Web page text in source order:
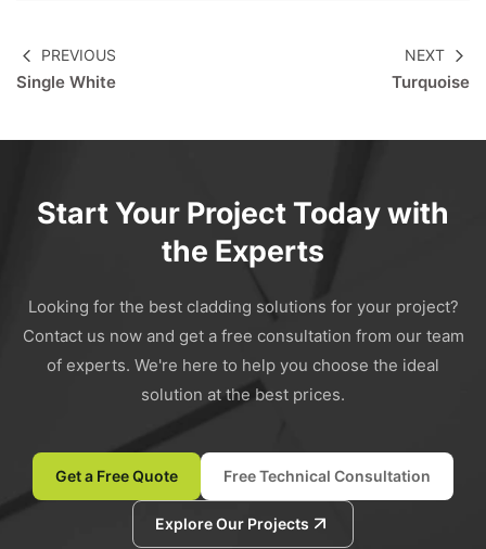
PREVIOUS
Single White
NEXT
Turquoise
Start Your Project Today with
the Experts
Looking for the best cladding solutions for your project?
Contact us now and get a free consultation from our team
of experts. We're here to help you choose the ideal
solution at the best prices.
Get a Free Quote Free Technical Consultation
Explore Our Projects